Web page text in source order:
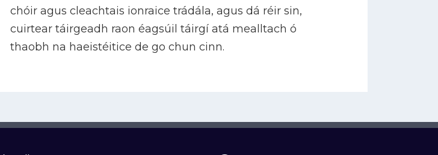
chóir agus cleachtais ionraice trádála, agus dá réir sin,
cuirtear táirgeadh raon éagsúil táirgí atá mealltach ó
thaobh na haeistéitice de go chun cinn.